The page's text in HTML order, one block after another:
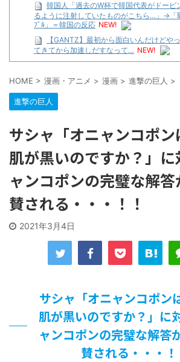
韓国人「過去のW杯で韓国代表がドーピ
るように注射していたものがこちら…」→「
ﾌﾞﾙ」＝韓国の反応 NEW!
【GANTZ】最初から面白いんだけどや
てきてから加速しだすなって… NEW!
【遊戯王】いつ見ても覚醒だけ地属性と
【遊戯王】いつ見ても覚醒だけ地属性と
「洋画に日本版主題歌は必要か?」論争
【ギャルゲ】「千恋*万花」のアニメ化決
題歌歌うよ！
創作】 第２０話
【画像】この女優さん、可愛すぎる
【遊戯王】いつ見ても覚醒だけ地属性と
美少女図鑑AWARD2026グランプリ・榎
露！透明感が凄い！！
【画像】『プリズマ☆イリヤ』の新グッ
えてしまう
【画像】顔100点、体30点の女ｗｗｗ
…背が高い娘
HOME > 漫画・アニメ > 漫画 > 進撃の巨人 >
進撃の巨人
サシャ「オニャンコポン
肌が黒いのですか？」
ャンコポンの完璧な解
賛される・・・！！
2021年3月4日
サシャ「オニャンコポン
肌が黒いのですか？」に
ャンコポンの完璧な解答
賛される・・・！